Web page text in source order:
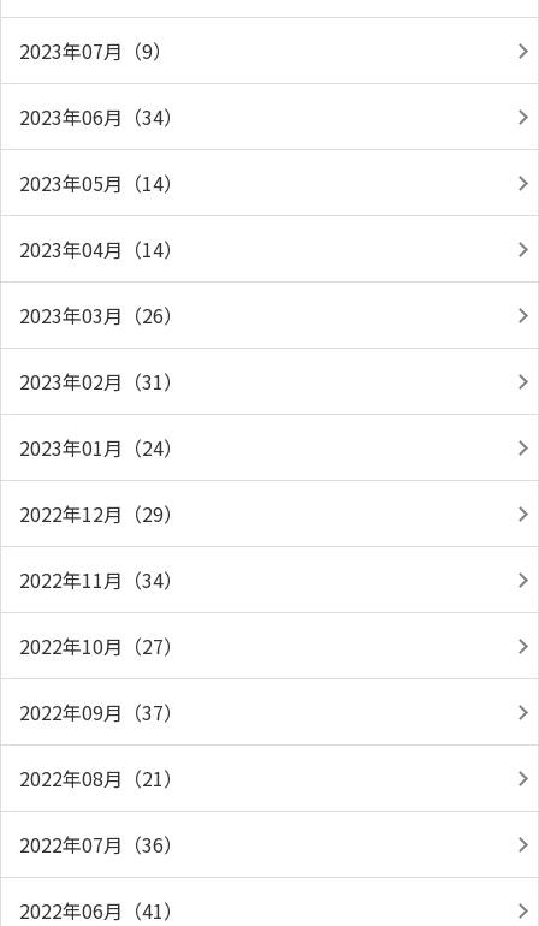
2023年07月（9）
2023年06月（34）
2023年05月（14）
2023年04月（14）
2023年03月（26）
2023年02月（31）
2023年01月（24）
2022年12月（29）
2022年11月（34）
2022年10月（27）
2022年09月（37）
2022年08月（21）
2022年07月（36）
2022年06月（41）